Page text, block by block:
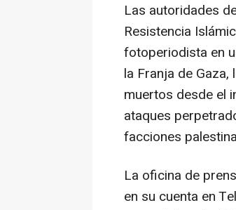
Las autoridades
Resistencia
fotoperiodista en
la Franja de
muertos desde el
ataques
facciones
La oficina de
en su cuenta en